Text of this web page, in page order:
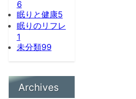
6
眠りと健康5
眠りのリフレ
1
未分類99
Archives